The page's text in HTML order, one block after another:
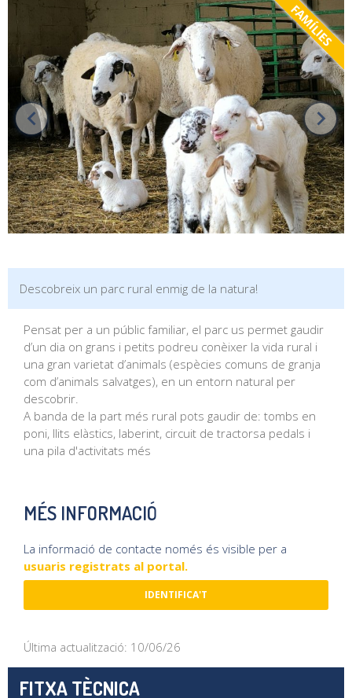
FAMÍLIES
Descobreix un parc rural enmig de la natura!
Pensat per a un públic familiar, el parc us permet gaudir
d’un dia on grans i petits podreu conèixer la vida rural i
una gran varietat d’animals (espècies comuns de granja
com d’animals salvatges), en un entorn natural per
descobrir.
A banda de la part més rural pots gaudir de: tombs en
poni, llits elàstics, laberint, circuit de tractorsa pedals i
una pila d'activitats més
MÉS INFORMACIÓ
La informació de contacte només és visible per a
usuaris registrats al portal.
IDENTIFICA'T
Última actualització: 10/06/26
FITXA TÈCNICA